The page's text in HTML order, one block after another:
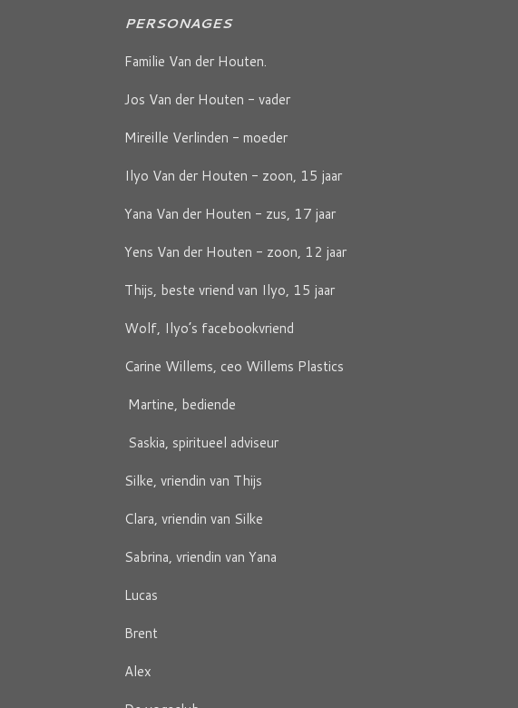
PERSONAGES
Familie Van der Houten.
Jos Van der Houten - vader
Mireille Verlinden - moeder
Ilyo Van der Houten - zoon, 15 jaar
Yana Van der Houten - zus, 17 jaar
Yens Van der Houten - zoon, 12 jaar
Thijs, beste vriend van Ilyo, 15 jaar
Wolf, Ilyo’s facebookvriend
Carine Willems, ceo Willems Plastics
Martine, bediende
Saskia, spiritueel adviseur
Silke, vriendin van Thijs
Clara, vriendin van Silke
Sabrina, vriendin van Yana
Lucas
Brent
Alex